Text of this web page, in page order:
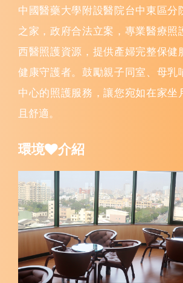
中國醫藥大學附設醫院台中東區分
之家，政府合法立案，專業醫療照
西醫照護資源，提供產婦完整保健
健康守護者。鼓勵親子同室、母乳
中心的照護服務，讓您宛如在家坐
且舒適。
環境 介紹